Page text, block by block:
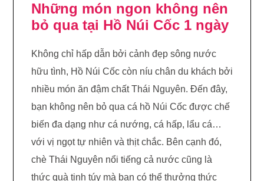
Những món ngon không nên
bỏ qua tại Hồ Núi Cốc 1 ngày
Không chỉ hấp dẫn bởi cảnh đẹp sông nước
hữu tình, Hồ Núi Cốc còn níu chân du khách bởi
nhiều món ăn đậm chất Thái Nguyên. Đến đây,
bạn không nên bỏ qua cá hồ Núi Cốc được chế
biến đa dạng như cá nướng, cá hấp, lẩu cá…
với vị ngọt tự nhiên và thịt chắc. Bên cạnh đó,
chè Thái Nguyên nổi tiếng cả nước cũng là
thức quà tinh túy mà bạn có thể thưởng thức